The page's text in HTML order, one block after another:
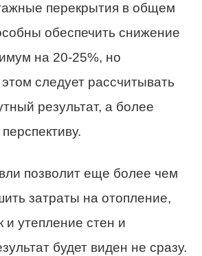
перекрытия в общем
обеспечить снижение
на 20-25%, но
следует рассчитывать
результат, а более
позволит еще более чем
затраты на отопление,
и утепление стен и
будет виден не сразу.